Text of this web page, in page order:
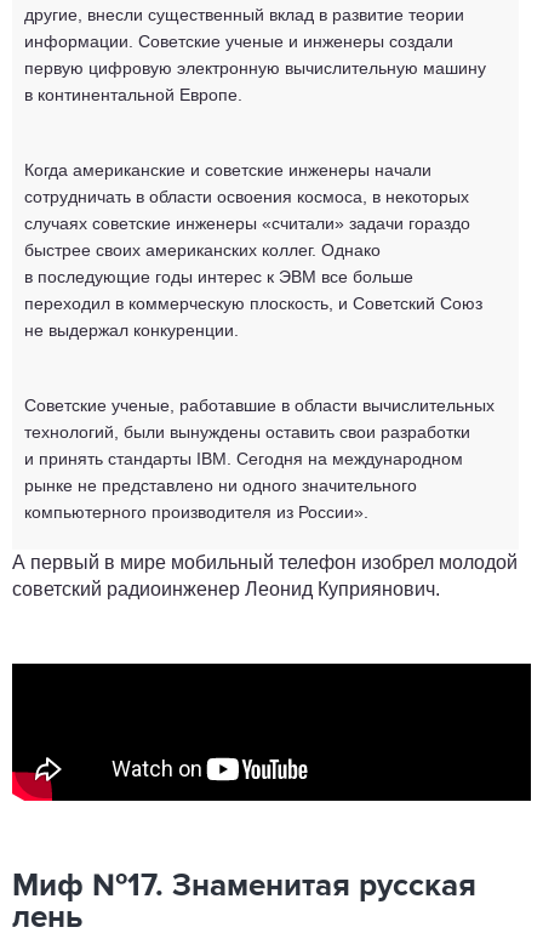
другие, внесли существенный вклад в развитие теории
информации. Советские ученые и инженеры создали
первую цифровую электронную вычислительную машину
в континентальной Европе.
Когда американские и советские инженеры начали
сотрудничать в области освоения космоса, в некоторых
случаях советские инженеры «считали» задачи гораздо
быстрее своих американских коллег. Однако
в последующие годы интерес к ЭВМ все больше
переходил в коммерческую плоскость, и Советский Союз
не выдержал конкуренции.
Советские ученые, работавшие в области вычислительных
технологий, были вынуждены оставить свои разработки
и принять стандарты IBM. Сегодня на международном
рынке не представлено ни одного значительного
компьютерного производителя из России».
А первый в мире мобильный телефон изобрел молодой
советский радиоинженер Леонид Куприянович.
Миф №17. Знаменитая русская
лень